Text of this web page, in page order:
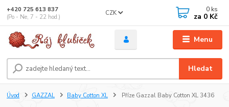
Menu
CZK
Hledat
+420 725 613 837
(Po - Ne, 7 - 22 hod.)
0 ks
za 0 Kč
Úvod GAZZAL Baby Cotton XL Příze Gazzal Baby Cotton XL 3436